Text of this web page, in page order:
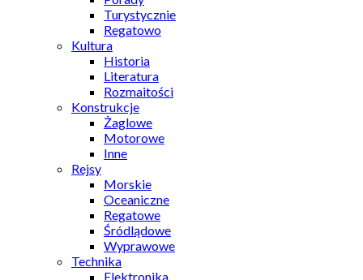
Turystycznie
Regatowo
Kultura
Historia
Literatura
Rozmaitości
Konstrukcje
Żaglowe
Motorowe
Inne
Rejsy
Morskie
Oceaniczne
Regatowe
Śródlądowe
Wyprawowe
Technika
Elektronika